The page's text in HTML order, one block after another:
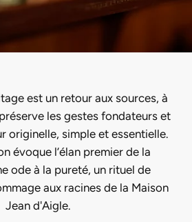
est un retour aux sources, à
les gestes fondateurs et
originelle, simple et essentielle.
évoque l’élan premier de la
ode à la pureté, un rituel de
aux racines de la Maison
Jean d'Aigle.